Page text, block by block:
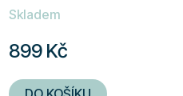
hodnocení
je
5,0
Skladem
899 Kč